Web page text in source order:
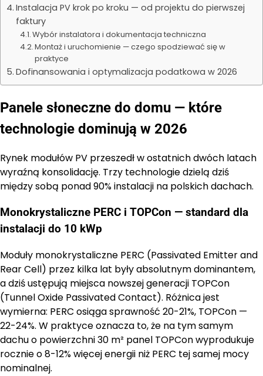
Instalacja PV krok po kroku — od projektu do pierwszej
faktury
Wybór instalatora i dokumentacja techniczna
Montaż i uruchomienie — czego spodziewać się w
praktyce
Dofinansowania i optymalizacja podatkowa w 2026
Panele słoneczne do domu — które
technologie dominują w 2026
Rynek modułów PV przeszedł w ostatnich dwóch latach
wyraźną konsolidację. Trzy technologie dzielą dziś
między sobą ponad 90% instalacji na polskich dachach.
Monokrystaliczne PERC i TOPCon — standard dla
instalacji do 10 kWp
Moduły monokrystaliczne PERC (Passivated Emitter and
Rear Cell) przez kilka lat były absolutnym dominantem,
a dziś ustępują miejsca nowszej generacji TOPCon
(Tunnel Oxide Passivated Contact). Różnica jest
wymierna: PERC osiąga sprawność 20-21%, TOPCon —
22-24%. W praktyce oznacza to, że na tym samym
dachu o powierzchni 30 m² panel TOPCon wyprodukuje
rocznie o 8-12% więcej energii niż PERC tej samej mocy
nominalnej.